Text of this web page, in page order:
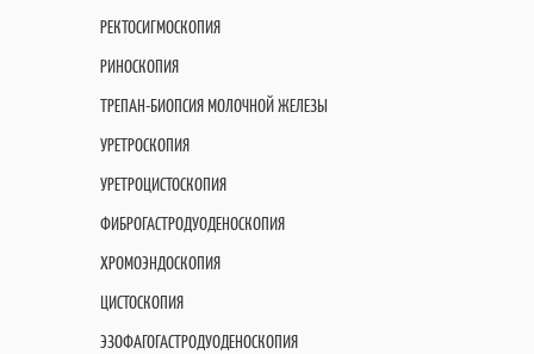
РЕКТОСИГМОСКОПИЯ
РИНОСКОПИЯ
ТРЕПАН-БИОПСИЯ МОЛОЧНОЙ ЖЕЛЕЗЫ
УРЕТРОСКОПИЯ
УРЕТРОЦИСТОСКОПИЯ
ФИБРОГАСТРОДУОДЕНОСКОПИЯ
ХРОМОЭНДОСКОПИЯ
ЦИСТОСКОПИЯ
ЭЗОФАГОГАСТРОДУОДЕНОСКОПИЯ